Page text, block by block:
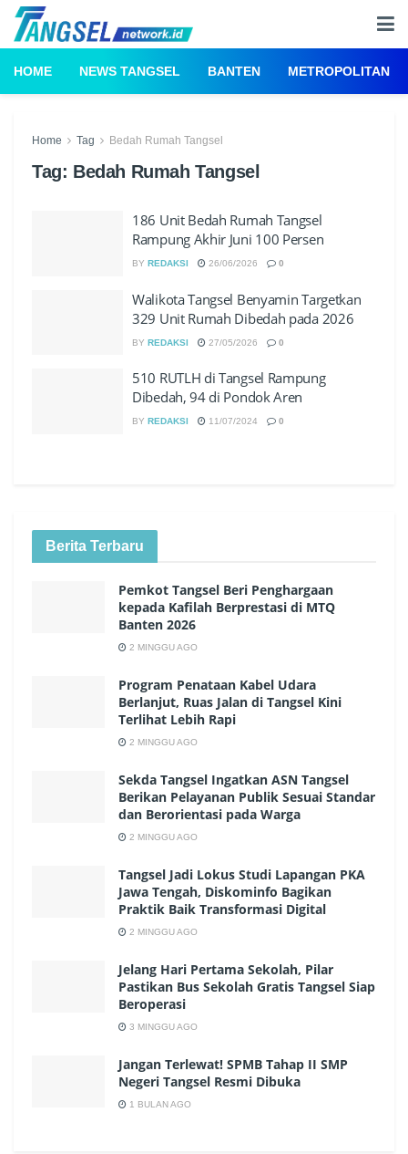
HOME NEWS TANGSEL BANTEN METROPOLITAN
Home Tag Bedah Rumah Tangsel
Tag: Bedah Rumah Tangsel
186 Unit Bedah Rumah Tangsel
Rampung Akhir Juni 100 Persen
BY REDAKSI 26/06/2026 0
Walikota Tangsel Benyamin Targetkan
329 Unit Rumah Dibedah pada 2026
BY REDAKSI 27/05/2026 0
510 RUTLH di Tangsel Rampung
Dibedah, 94 di Pondok Aren
BY REDAKSI 11/07/2024 0
Berita Terbaru
Pemkot Tangsel Beri Penghargaan
kepada Kafilah Berprestasi di MTQ
Banten 2026
2 MINGGU AGO
Program Penataan Kabel Udara
Berlanjut, Ruas Jalan di Tangsel Kini
Terlihat Lebih Rapi
2 MINGGU AGO
Sekda Tangsel Ingatkan ASN Tangsel
Berikan Pelayanan Publik Sesuai Standar
dan Berorientasi pada Warga
2 MINGGU AGO
Tangsel Jadi Lokus Studi Lapangan PKA
Jawa Tengah, Diskominfo Bagikan
Praktik Baik Transformasi Digital
2 MINGGU AGO
Jelang Hari Pertama Sekolah, Pilar
Pastikan Bus Sekolah Gratis Tangsel Siap
Beroperasi
3 MINGGU AGO
Jangan Terlewat! SPMB Tahap II SMP
Negeri Tangsel Resmi Dibuka
1 BULAN AGO